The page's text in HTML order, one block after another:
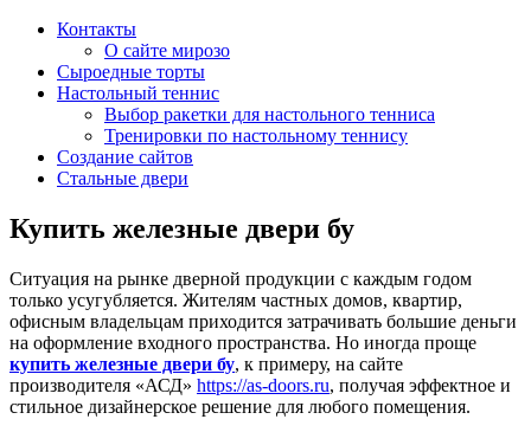
Контакты
О сайте мирозо
Сыроедные торты
Настольный теннис
Выбор ракетки для настольного тенниса
Тренировки по настольному теннису
Создание сайтов
Стальные двери
Купить железные двери бу
Ситуация на рынке дверной продукции с каждым годом
только усугубляется. Жителям частных домов, квартир,
офисным владельцам приходится затрачивать большие деньги
на оформление входного пространства. Но иногда проще
купить железные двери бу, к примеру, на сайте
производителя «АСД» https://as-doors.ru, получая эффектное и
стильное дизайнерское решение для любого помещения.